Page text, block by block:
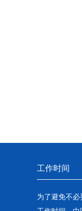
工作时间
为了避免不